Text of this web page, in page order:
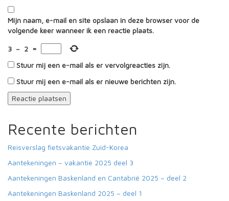
Mijn naam, e-mail en site opslaan in deze browser voor de
volgende keer wanneer ik een reactie plaats.
3 − 2 =
Stuur mij een e-mail als er vervolgreacties zijn.
Stuur mij een e-mail als er nieuwe berichten zijn.
Recente berichten
Reisverslag fietsvakantie Zuid-Korea
Aantekeningen – vakantie 2025 deel 3
Aantekeningen Baskenland en Cantabrië 2025 – deel 2
Aantekeningen Baskenland 2025 – deel 1